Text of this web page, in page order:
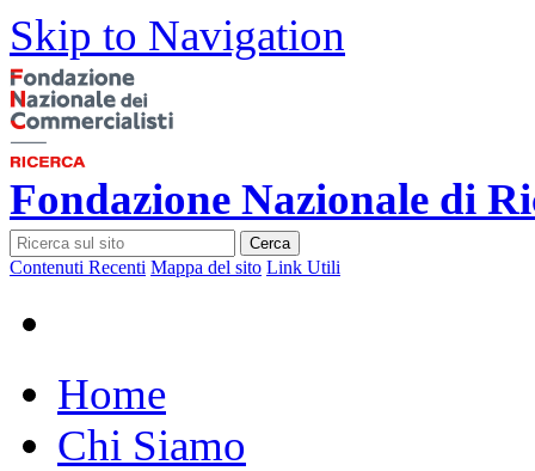
Skip to Navigation
Fondazione Nazionale di
Cerca
Contenuti Recenti Mappa del sito Link Utili
Home
Chi Siamo